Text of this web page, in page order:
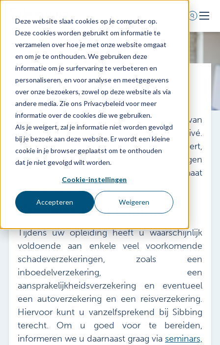
Deze website slaat cookies op je computer op.
Deze cookies worden gebruikt om informatie te
verzamelen over hoe je met onze website omgaat
en om je te onthouden. We gebruiken deze
informatie om je surfervaring te verbeteren en
personaliseren, en voor analyse en meetgegevens
over onze bezoekers, zowel op deze website als via
andere media. Zie ons Privacybeleid voor meer
informatie over de cookies die we gebruiken.
Als je weigert, zal je informatie niet worden gevolgd
bij je bezoek aan deze website. Er wordt een kleine
cookie in je browser geplaatst om te onthouden
dat je niet gevolgd wilt worden.
Cookie-instellingen
Accepteren Weigeren
Home
Voor wie
Diensten
Agenda
Over ons
Schade melden
Afspraak maken
0318 - 544 044
Nieuws
Mijn Sibbing
Contact
Tandartsen -
Verzekeren
Sibbing biedt u een breed scala van
verzekeringenvoor beroep, praktijk en privé.
Hiermee kunnen we – of u nu studeert,
waarneemt of werkzaam bent in een eigen
praktijk – een verzekeringspakket op maat
voor u samenstellen.
Tandarts in opleiding
Tijdens uw opleiding heeft u waarschijnlijk
voldoende aan enkele veel voorkomende
schadeverzekeringen, zoals een
inboedelverzekering, een
aansprakelijkheidsverzekering en eventueel
een autoverzekering en een reisverzekering.
Hiervoor kunt u vanzelfsprekend bij Sibbing
terecht. Om u goed voor te bereiden,
informeren we u daarnaast graag via seminars,